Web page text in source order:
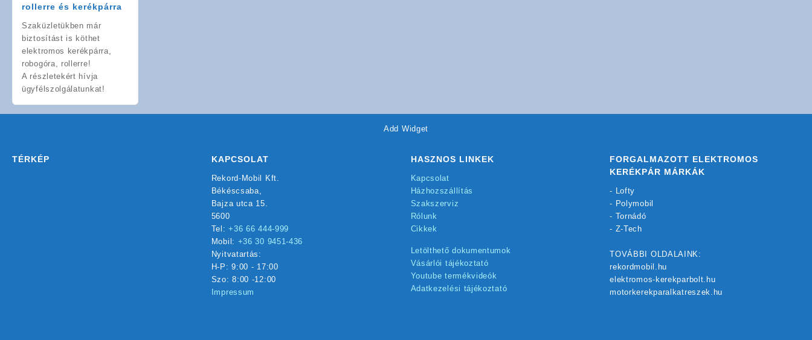
rollerre és kerékpárra
Szaküzletükben már
biztosítást is köthet
elektromos kerékpárra,
robogóra, rollerre!
A részletekért hívja
ügyfélszolgálatunkat!
Add Widget
TÉRKÉP KAPCSOLAT
Rekord-Mobil Kft.
Békéscsaba,
Bajza utca 15.
5600
Tel:+36 66 444-999
Mobil: +36 30 9451-436
Nyitvatartás:
H-P: 9:00 - 17:00
Szo: 8:00 -12:00
Impressum
HASZNOS LINKEK
Kapcsolat
Házhozszállítás
Szakszerviz
Rólunk
Cikkek
Letölthető dokumentumok
Vásárlói tájékoztató
Youtube termékvideók
Adatkezelési tájékoztató
FORGALMAZOTT ELEKTROMOS
KERÉKPÁR MÁRKÁK
- Lofty
- Polymobil
- Tornádó
- Z-Tech
TOVÁBBI OLDALAINK:
rekordmobil.hu
elektromos-kerekparbolt.hu
motorkerekparalkatreszek.hu